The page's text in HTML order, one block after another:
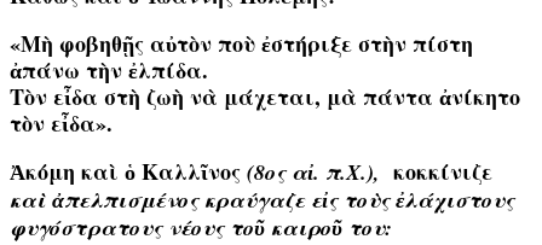
«Μὴ φοβηθῇς αὐτὸν ποὺ ἐστήριξε στὴν πίστη
ἀπάνω τὴν ἐλπίδα.
Τὸν εἶδα στὴ ζωὴ νὰ μάχεται, μὰ πάντα ἀνίκητο
τὸν εἶδα».
Ἀκόμη καὶ ὁ Καλλῖνος (8ος αἰ. π.Χ.), κοκκίνιζε
καὶ ἀπελπισμένος κραύγαζε εἰς τοὺς ἐλάχιστους
φυγόστρατους νέους τοῦ καιροῦ του: